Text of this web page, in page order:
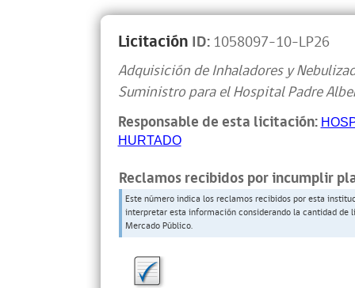
Licitación ID:1058097-10-LP26
Adquisición de Inhaladores y
Suministro para el Hospital Padre
Responsable de esta licitación:
HURTADO
Reclamos recibidos por incumplir
Este número indica los reclamos recibidos por esta
interpretar esta información considerando la cantidad
Mercado Público.